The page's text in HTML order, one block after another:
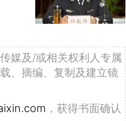
媒及/或相关权利人专属
、摘编、复制及建立镜
，获得书面确认